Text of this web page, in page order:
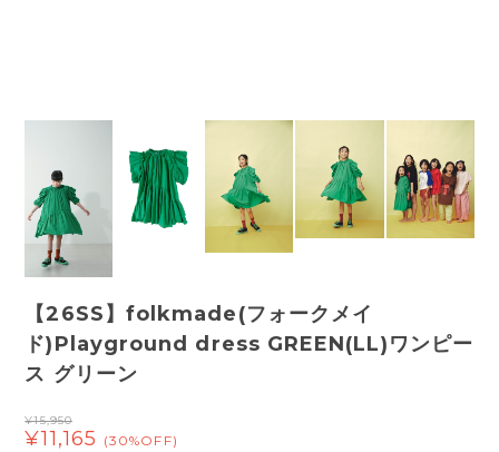
【26SS】folkmade(フォークメイ
ド)Playground dress GREEN(LL)ワンピー
ス グリーン
¥15,950
¥11,165 (30%OFF)